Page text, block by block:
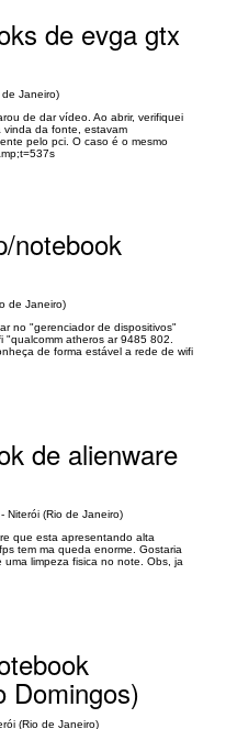
de evga gtx
Janeiro)
de dar vídeo. Ao abrir, verifiquei
da fonte, estavam
pelo pci. O caso é o mesmo
notebook
de Janeiro)
no "gerenciador de dispositivos"
atheros ar 9485 802.
de forma estável a rede de wifi
de alienware
Niterói (Rio de Janeiro)
que esta apresentando alta
tem ma queda enorme. Gostaria
limpeza fisica no note. Obs, ja
Domingos)
(Rio de Janeiro)